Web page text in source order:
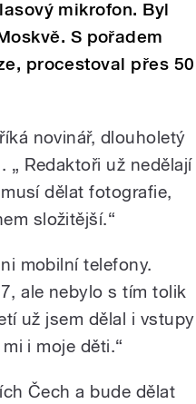
mikrofon. Byl
S pořadem
procestoval přes 50
novinář, dlouholetý
„ Redaktoři už nedělají
dělat fotografie,
složitější.“
mobilní telefony.
ale nebylo s tím tolik
už jsem dělal i vstupy
i moje děti.“
Čech a bude dělat